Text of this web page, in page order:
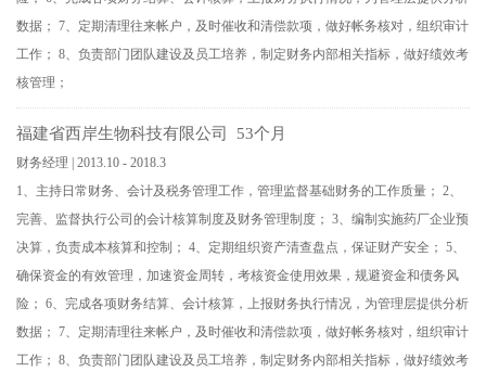
数据； 7、定期清理往来帐户，及时催收和清偿款项，做好帐务核对，组织审计
工作； 8、负责部门团队建设及员工培养，制定财务内部相关指标，做好绩效考
核管理；
福建省西岸生物科技有限公司 53个月
财务经理 | 2013.10 - 2018.3
1、主持日常财务、会计及税务管理工作，管理监督基础财务的工作质量； 2、
完善、监督执行公司的会计核算制度及财务管理制度； 3、编制实施药厂企业预
决算，负责成本核算和控制； 4、定期组织资产清查盘点，保证财产安全； 5、
确保资金的有效管理，加速资金周转，考核资金使用效果，规避资金和债务风
险； 6、完成各项财务结算、会计核算，上报财务执行情况，为管理层提供分析
数据； 7、定期清理往来帐户，及时催收和清偿款项，做好帐务核对，组织审计
工作； 8、负责部门团队建设及员工培养，制定财务内部相关指标，做好绩效考